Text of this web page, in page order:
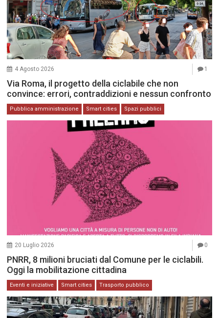
4 Agosto 2026 1
Via Roma, il progetto della ciclabile che non
convince: errori, contraddizioni e nessun confronto
Pubblica amministrazione Smart cities Spazi pubblici
20 Luglio 2026 0
PNRR, 8 milioni bruciati dal Comune per le ciclabili.
Oggi la mobilitazione cittadina
Eventi e iniziative Smart cities Trasporto pubblico